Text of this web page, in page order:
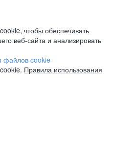
чтобы обеспечивать
веб-сайта и анализировать
файлов cookie
Правила использования